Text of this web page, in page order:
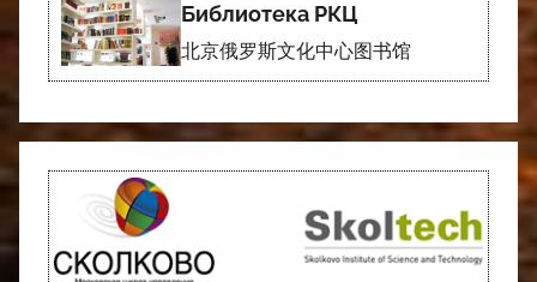
Библиотека РКЦ
北京俄罗斯文化中心图书馆